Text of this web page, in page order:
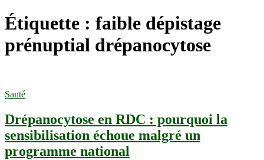
Étiquette : faible dépistage
prénuptial drépanocytose
Santé
Drépanocytose en RDC : pourquoi la
sensibilisation échoue malgré un
programme national